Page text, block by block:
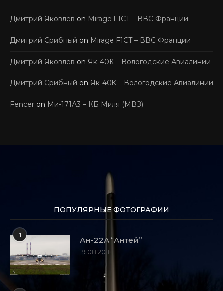
Дмитрий Яковлев on Mirage F1CT – ВВС Франции
Дмитрий Срибный on Mirage F1CT – ВВС Франции
Дмитрий Яковлев on Як-40К – Вологодские Авиалинии
Дмитрий Срибный on Як-40К – Вологодские Авиалинии
Fencer on Ми-171А3 – КБ Миля (МВЗ)
ПОПУЛЯРНЫЕ ФОТОГРАФИИ
1
Ан-22А “Антей”
19.08.2018